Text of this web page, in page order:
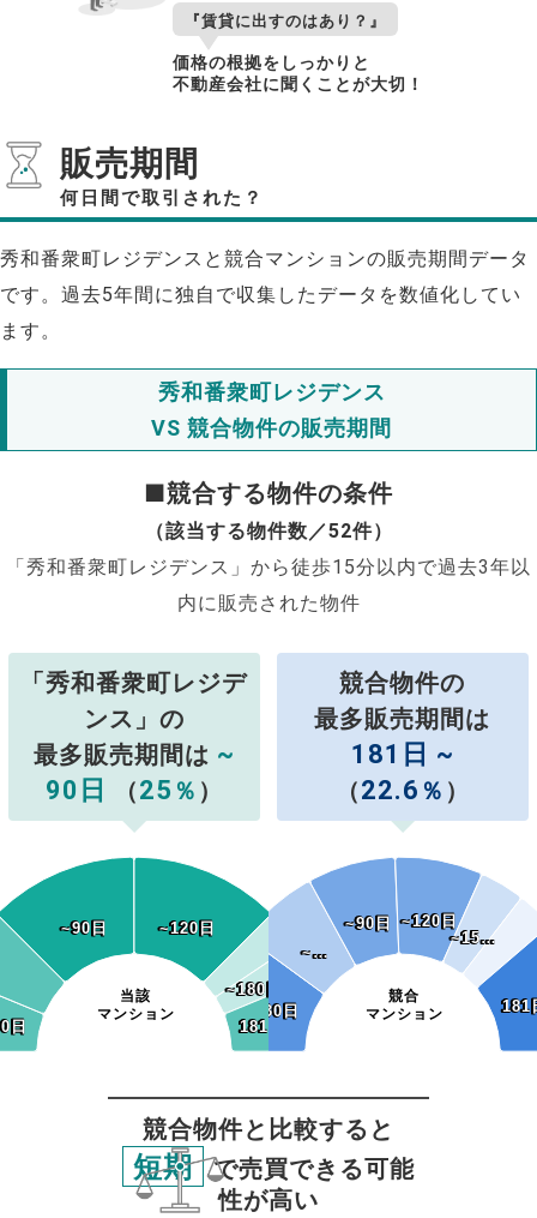
『賃貸に出すのはあり？』
価格の根拠をしっかりと
不動産会社に聞くことが大切！
販売期間
何日間で取引された？
秀和番衆町レジデンスと競合マンションの販売期間データ
です。過去5年間に独自で収集したデータを数値化してい
ます。
秀和番衆町レジデンス
VS 競合物件の販売期間
■競合する物件の条件
（該当する物件数／52件）
「秀和番衆町レジデンス」から徒歩15分以内で過去3年以
内に販売された物件
「秀和番衆町レジデ
ンス」の
最多販売期間は ~
90日
（25 ％ ）
当該
マンション
日
日
~90日
~90日 ~120日
~120日
~180日
~180日
181日~
181日~
競合物件の
最多販売期間は
181日 ~
（22.6 ％ ）
競合
マンション
~30日
~30日
~…
~…
~90日
~90日 ~120日
~120日
~15…
~15…
181
181
競合物件と比較すると
短期
で売買できる可能
性が高い